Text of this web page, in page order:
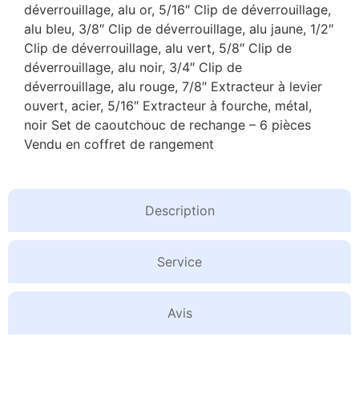
Description
Service
Avis
déverrouillage, alu or, 5/16″ Clip de déverrouillage,
alu bleu, 3/8″ Clip de déverrouillage, alu jaune, 1/2″
Clip de déverrouillage, alu vert, 5/8″ Clip de
déverrouillage, alu noir, 3/4″ Clip de
déverrouillage, alu rouge, 7/8″ Extracteur à levier
ouvert, acier, 5/16″ Extracteur à fourche, métal,
noir Set de caoutchouc de rechange – 6 pièces
Vendu en coffret de rangement